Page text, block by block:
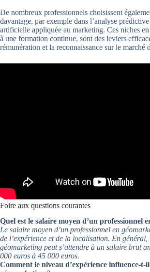
De nombreux professionnels choisissent
davantage, par exemple dans l’analyse
artificielle appliquée au marketing. Ces niches
à une formation continue, sont des leviers
rémunération et la reconnaissance sur le marché
Foire aux questions courantes
Quel est le salaire moyen d’un professionnel
Le salaire moyen d’un professionnel en
de l’expérience et de la localisation. En général,
géomarketing peut s’attendre à un salaire brut
000 euros à 45 000 euros.
Comment le niveau d’expérience influence-t-